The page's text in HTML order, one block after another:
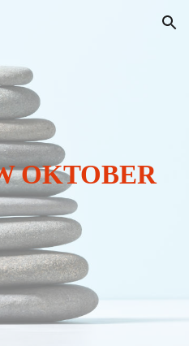
Skip to navigation
OKTOBER